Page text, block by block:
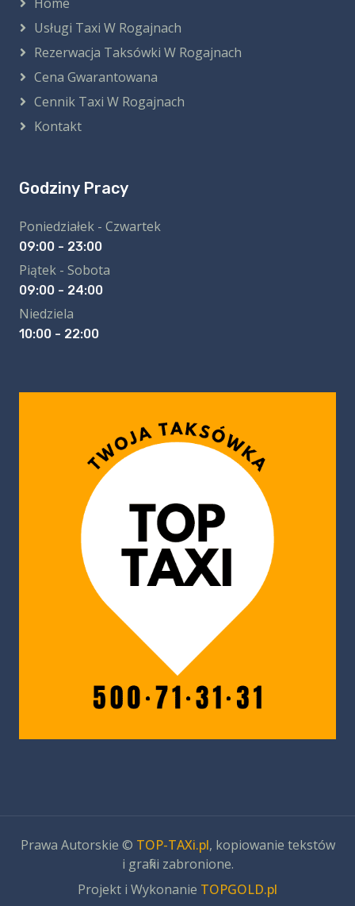
Home
Usługi Taxi W Rogajnach
Rezerwacja Taksówki W Rogajnach
Cena Gwarantowana
Cennik Taxi W Rogajnach
Kontakt
Godziny Pracy
Poniedziałek - Czwartek
09:00 - 23:00
Piątek - Sobota
09:00 - 24:00
Niedziela
10:00 - 22:00
Prawa Autorskie © TOP-TAXi.pl, kopiowanie tekstów
i grafiki zabronione.
Projekt i Wykonanie TOPGOLD.pl